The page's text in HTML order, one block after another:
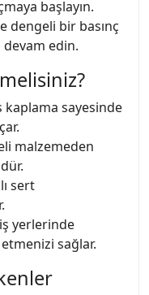
başlayın.
dengeli bir basınç
edin.
kaplama sayesinde
malzemeden
sert
yerlerinde
sağlar.